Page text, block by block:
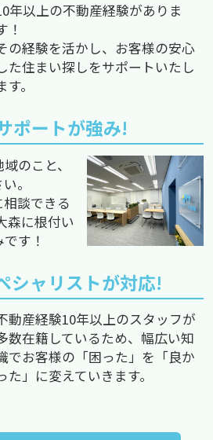
年以上の不動産経験がありま
！
の経験を活かし、お客様の安心
た住まい探しをサポートいたし
す。
ポートが強み!
のこと、
。
談できる
森に根付い
す！
シャリストが対応!
動産経験10年以上のスタッフが
数在籍しているため、幅広い知
でお客様の「困った」を「良か
た」に変えていきます。